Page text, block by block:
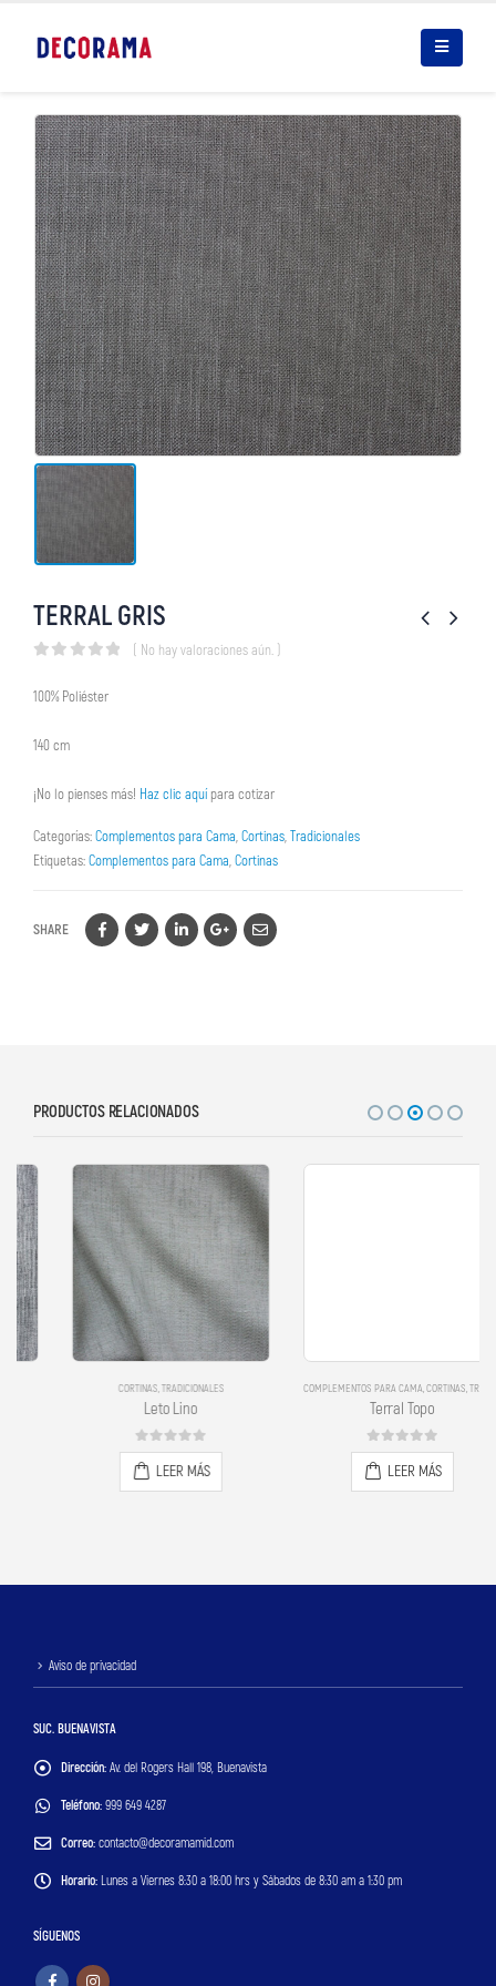
TERRAL GRIS
( No hay valoraciones aún. )
100% Poliéster
140 cm
¡No lo pienses más! Haz clic aquípara cotizar
Categorías:Complementos para Cama,Cortinas,Tradicionales
Etiquetas:Complementos para Cama,Cortinas
SHARE
PRODUCTOS RELACIONADOS
CORTINAS,TRADICIONALES
Leto Lino
out of 5
LEER MÁS
COMPLEMENTOS PARA CAMA,CORTINAS,TRADICIONALES
Terral Topo
out of 5
LEER MÁS
Aviso de privacidad
SUC. BUENAVISTA
Dirección: Av. del Rogers Hall 198, Buenavista
Teléfono: 999 649 4287
Correo: contacto@decoramamid.com
Horario: Lunes a Viernes 8:30 a 18:00 hrs y Sábados de 8:30 am a 1:30 pm
SÍGUENOS